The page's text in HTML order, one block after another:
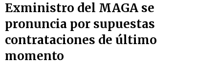
Exministro del MAGA se
pronuncia por supuestas
contrataciones de último
momento